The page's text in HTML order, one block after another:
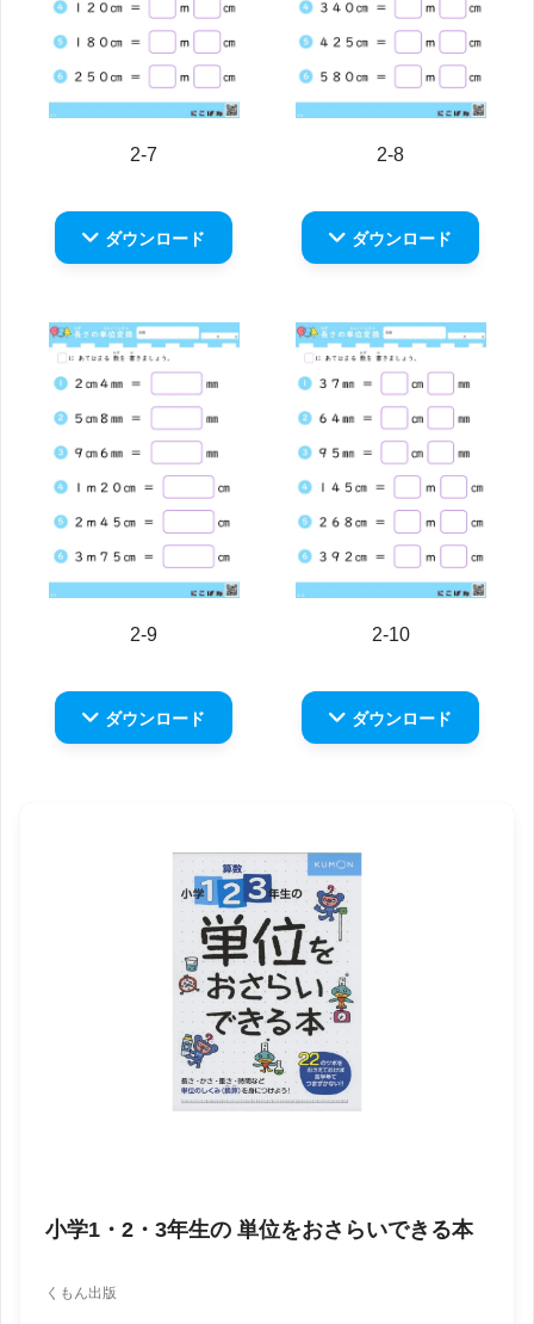
2-7
ダウンロード
2-8
ダウンロード
2-9
ダウンロード
2-10
ダウンロード
小学1・2・3年生の 単位をおさらいできる本
くもん出版